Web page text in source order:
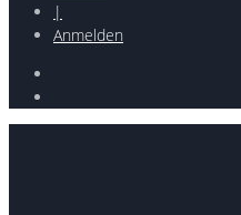
|
Anmelden